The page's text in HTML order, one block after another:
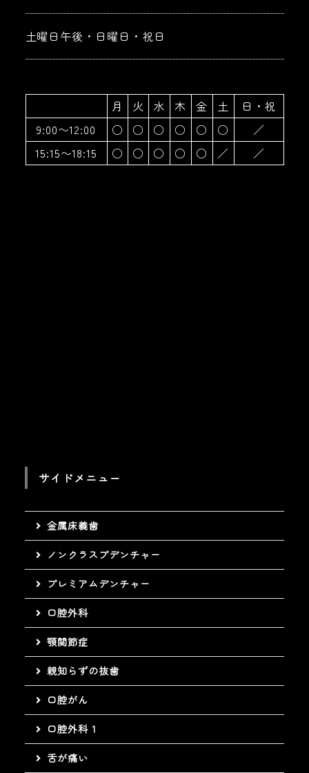
土曜日午後・日曜日・祝日
月 火 水 木 金 土
日・祝
9:00〜12:00
○ ○ ○ ○ ○ ○
／
15:15〜18:15
○ ○ ○ ○ ○ ／ ／
サイドメニュー
金属床義歯
ノンクラスプデンチャー
プレミアムデンチャー
口腔外科
顎関節症
親知らずの抜歯
口腔がん
口腔外科 1
舌が痛い